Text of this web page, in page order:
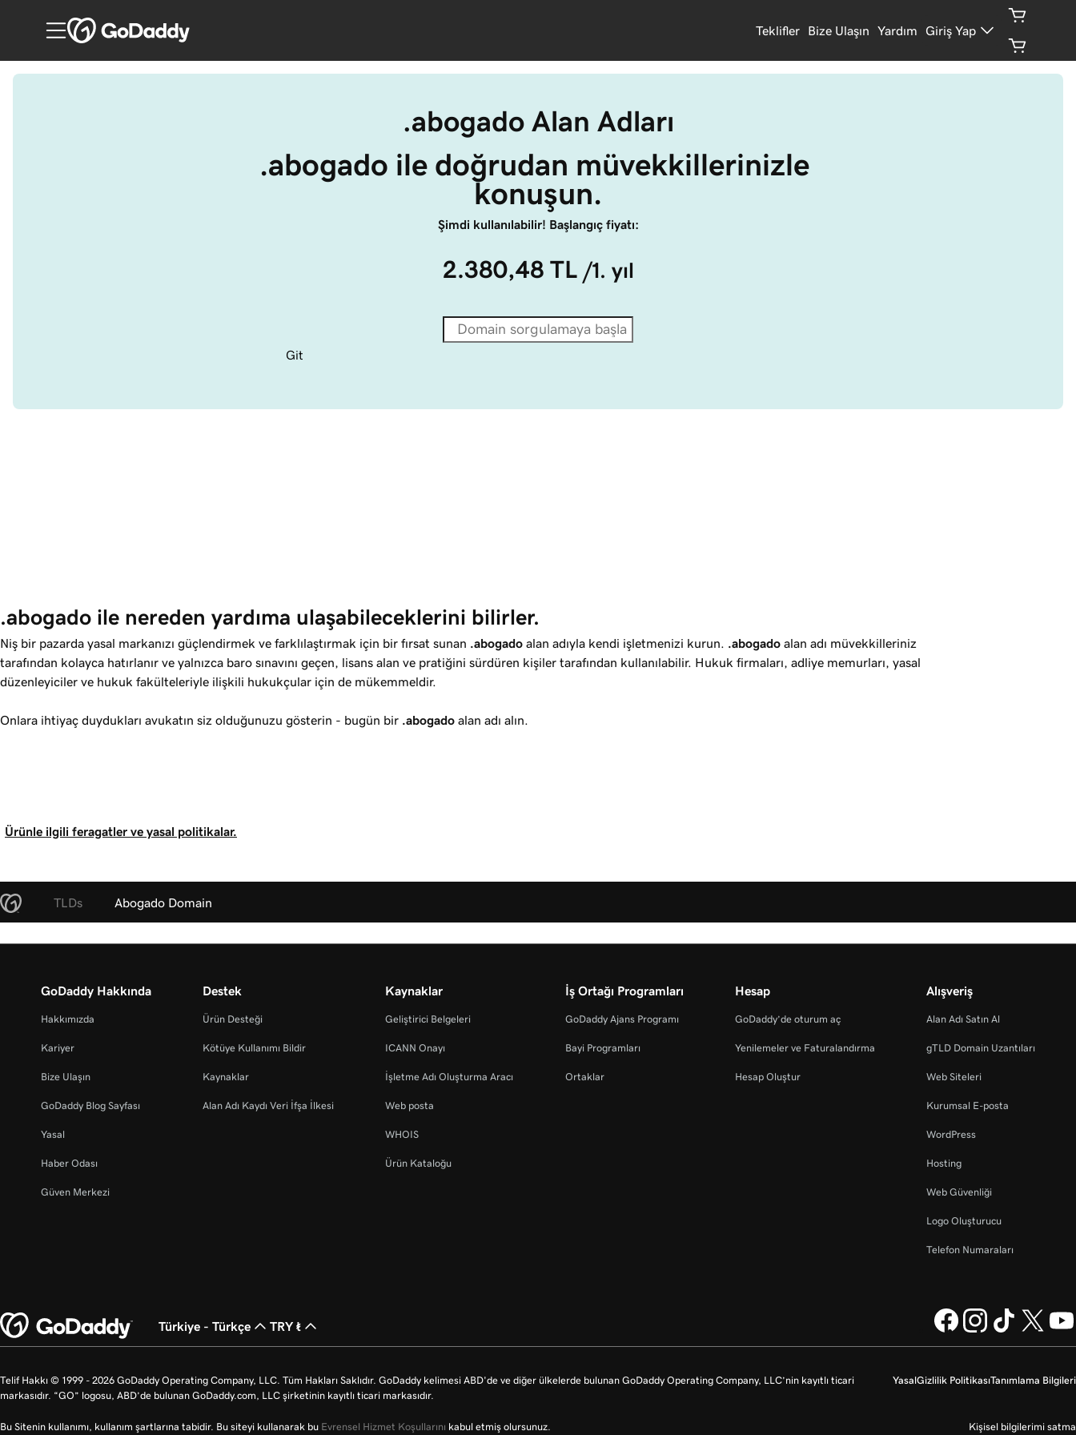
Teklifler Bize Ulaşın Yardım Giriş Yap
.abogado Alan Adları
.abogado ile doğrudan müvekkillerinizle
konuşun.
Şimdi kullanılabilir! Başlangıç fiyatı:
2.380,48 TL /1. yıl
Git
.abogado ile nereden yardıma ulaşabileceklerini bilirler.
Niş bir pazarda yasal markanızı güçlendirmek ve farklılaştırmak için bir fırsat sunan .abogado alan adıyla kendi işletmenizi kurun. .abogado alan adı müvekkilleriniz
tarafından kolayca hatırlanır ve yalnızca baro sınavını geçen, lisans alan ve pratiğini sürdüren kişiler tarafından kullanılabilir. Hukuk firmaları, adliye memurları, yasal
düzenleyiciler ve hukuk fakülteleriyle ilişkili hukukçular için de mükemmeldir.
Onlara ihtiyaç duydukları avukatın siz olduğunuzu gösterin - bugün bir .abogado alan adı alın.
Ürünle ilgili feragatler ve yasal politikalar.
TLDs Abogado Domain
GoDaddy Hakkında
Hakkımızda
Kariyer
Bize Ulaşın
GoDaddy Blog Sayfası
Yasal
Haber Odası
Güven Merkezi
Destek
Ürün Desteği
Kötüye Kullanımı Bildir
Kaynaklar
Alan Adı Kaydı Veri İfşa İlkesi
Kaynaklar
Geliştirici Belgeleri
ICANN Onayı
İşletme Adı Oluşturma Aracı
Web posta
WHOIS
Ürün Kataloğu
İş Ortağı Programları
GoDaddy Ajans Programı
Bayi Programları
Ortaklar
Hesap
GoDaddy’de oturum aç
Yenilemeler ve Faturalandırma
Hesap Oluştur
Alışveriş
Alan Adı Satın Al
gTLD Domain Uzantıları
Web Siteleri
Kurumsal E-posta
WordPress
Hosting
Web Güvenliği
Logo Oluşturucu
Telefon Numaraları
Türkiye - Türkçe TRY ₺
YasalGizlilik PolitikasıTanımlama Bilgileri
Kişisel bilgilerimi satma
Telif Hakkı © 1999 - 2026 GoDaddy Operating Company, LLC. Tüm Hakları Saklıdır. GoDaddy kelimesi ABD'de ve diğer ülkelerde bulunan GoDaddy Operating Company, LLC’nin kayıtlı ticari
markasıdır. “GO” logosu, ABD’de bulunan GoDaddy.com, LLC şirketinin kayıtlı ticari markasıdır.
Bu Sitenin kullanımı, kullanım şartlarına tabidir. Bu siteyi kullanarak bu Evrensel Hizmet Koşullarını kabul etmiş olursunuz.